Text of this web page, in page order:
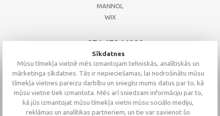
MANNOL
WIX
+371 67244008
+371 67271055
+371 26002793
Sīkdatnes
Mūsu tīmekļa vietnē mēs izmantojam tehniskās, analītiskās un
mārketinga sīkdatnes. Tās ir nepieciešamas, lai nodrošinātu mūsu
tīmekļa vietnes pareizu darbību un sniegtu mums datus par to, kā
mūsu vietne tiek izmantota. Mēs arī sniedzam informāciju par to,
kā jūs izmantojat mūsu tīmekļa vietni mūsu sociālo mediju,
reklāmas un analītikas partneriem, un tie var savienot šo